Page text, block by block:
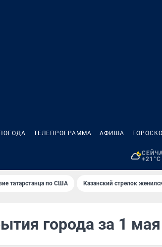
ПОГОДА ТЕЛЕПРОГРАММА АФИША
+21°C
татарстанца по США Казанский стрелок
города за 1